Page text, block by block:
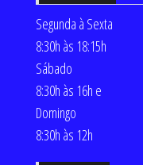
Segunda à Sexta
8:30h às 18:15h
Sábado
8:30h às 16h e
Domingo
8:30h às 12h